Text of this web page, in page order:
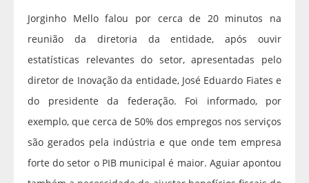
Jorginho Mello falou por cerca de 20 minutos na
reunião da diretoria da entidade, após ouvir
estatísticas relevantes do setor, apresentadas pelo
diretor de Inovação da entidade, José Eduardo Fiates e
do presidente da federação. Foi informado, por
exemplo, que cerca de 50% dos empregos nos serviços
são gerados pela indústria e que onde tem empresa
forte do setor o PIB municipal é maior. Aguiar apontou